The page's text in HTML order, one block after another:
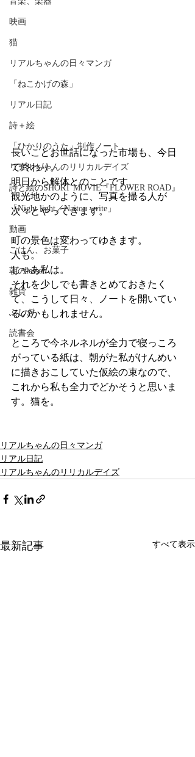
映画
猫
リアルちゃんの日々マンガ
「ねこかげの森」
リアル日記
詩＋絵
「ひかりのうた」制作ノート
リアルちゃんのリリカルデイズ
詩と絵のSHORT MOVIE『FLOWER ROAD』
「Night light／Naitou write」
動画
ごはん、お菓子
朝のlesson
雑貨
ふしぎ
読書会
長いことお世話になった市場も、今日
で終わり。
明日から解体とのことです。
観光地かのように、写真を撮る人が
次々とやってきます。
町の景色は変わってゆきます。
人も。
じゃあ私は。
それを少しでも書きとめておきたく
て、こうして日々、ノートを開いてい
るのかもしれません。
ところで今ネルネルが全力で寝っころ
がっている紙は、朝がた私がけんめい
に描きおこしていた仮絵の束なので、
これから私も全力でどかそうと思いま
す。猫を。
リアルちゃんの日々マンガ
リアル日記
リアルちゃんのリリカルデイズ
最新記事 すべて表示